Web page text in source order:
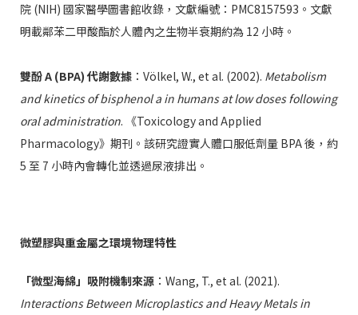
院 (NIH) 國家醫學圖書館收錄，文獻編號：PMC8157593。文獻
明載鄰苯二甲酸酯於人體內之生物半衰期約為 12 小時。
雙酚 A (BPA) 代謝數據 ：Völkel, W., et al. (2002). Metabolism
and kinetics of bisphenol a in humans at low doses following
oral administration. 《Toxicology and Applied
Pharmacology》期刊。該研究證實人體口服低劑量 BPA 後，約
5 至 7 小時內會轉化並透過尿液排出。
微塑膠與重金屬之環境物理特性
「微型海綿」吸附機制來源 ：Wang, T., et al. (2021).
Interactions Between Microplastics and Heavy Metals in